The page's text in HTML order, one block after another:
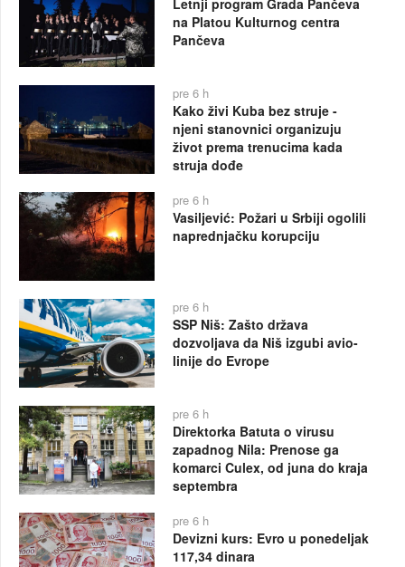
na Platou Kulturnog centra
Pančeva
pre 6 h
Kako živi Kuba bez struje -
njeni stanovnici organizuju
život prema trenucima kada
struja dođe
pre 6 h
Vasiljević: Požari u Srbiji ogolili
naprednjačku korupciju
pre 6 h
SSP Niš: Zašto država
dozvoljava da Niš izgubi avio-
linije do Evrope
pre 6 h
Direktorka Batuta o virusu
zapadnog Nila: Prenose ga
komarci Culex, od juna do kraja
septembra
pre 6 h
Devizni kurs: Evro u ponedeljak
117,34 dinara